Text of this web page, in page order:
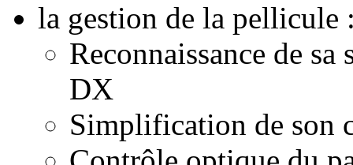
la gestion de la pellicule
Reconnaissance de
DX
Simplification de son